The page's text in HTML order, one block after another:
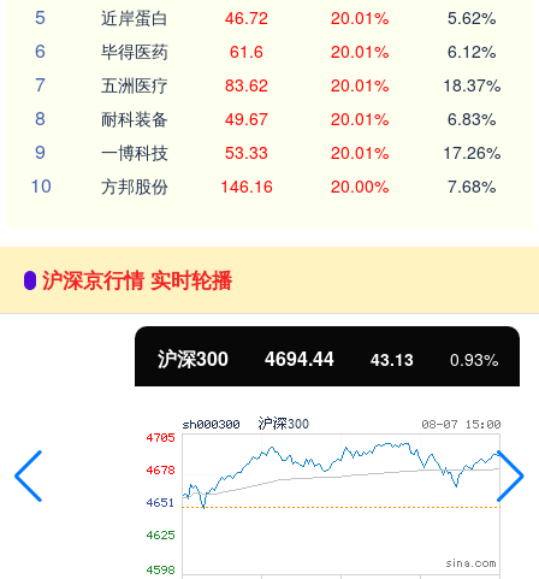
5 近岸蛋白 46.72 20.01% 5.62%
6 毕得医药 61.6 20.01% 6.12%
7 五洲医疗 83.62 20.01% 18.37%
8 耐科装备 49.67 20.01% 6.83%
9 一博科技 53.33 20.01% 17.26%
10 方邦股份 146.16 20.00% 7.68%
沪深京行情 实时轮播
沪深300 4694.44 43.13 0.93%